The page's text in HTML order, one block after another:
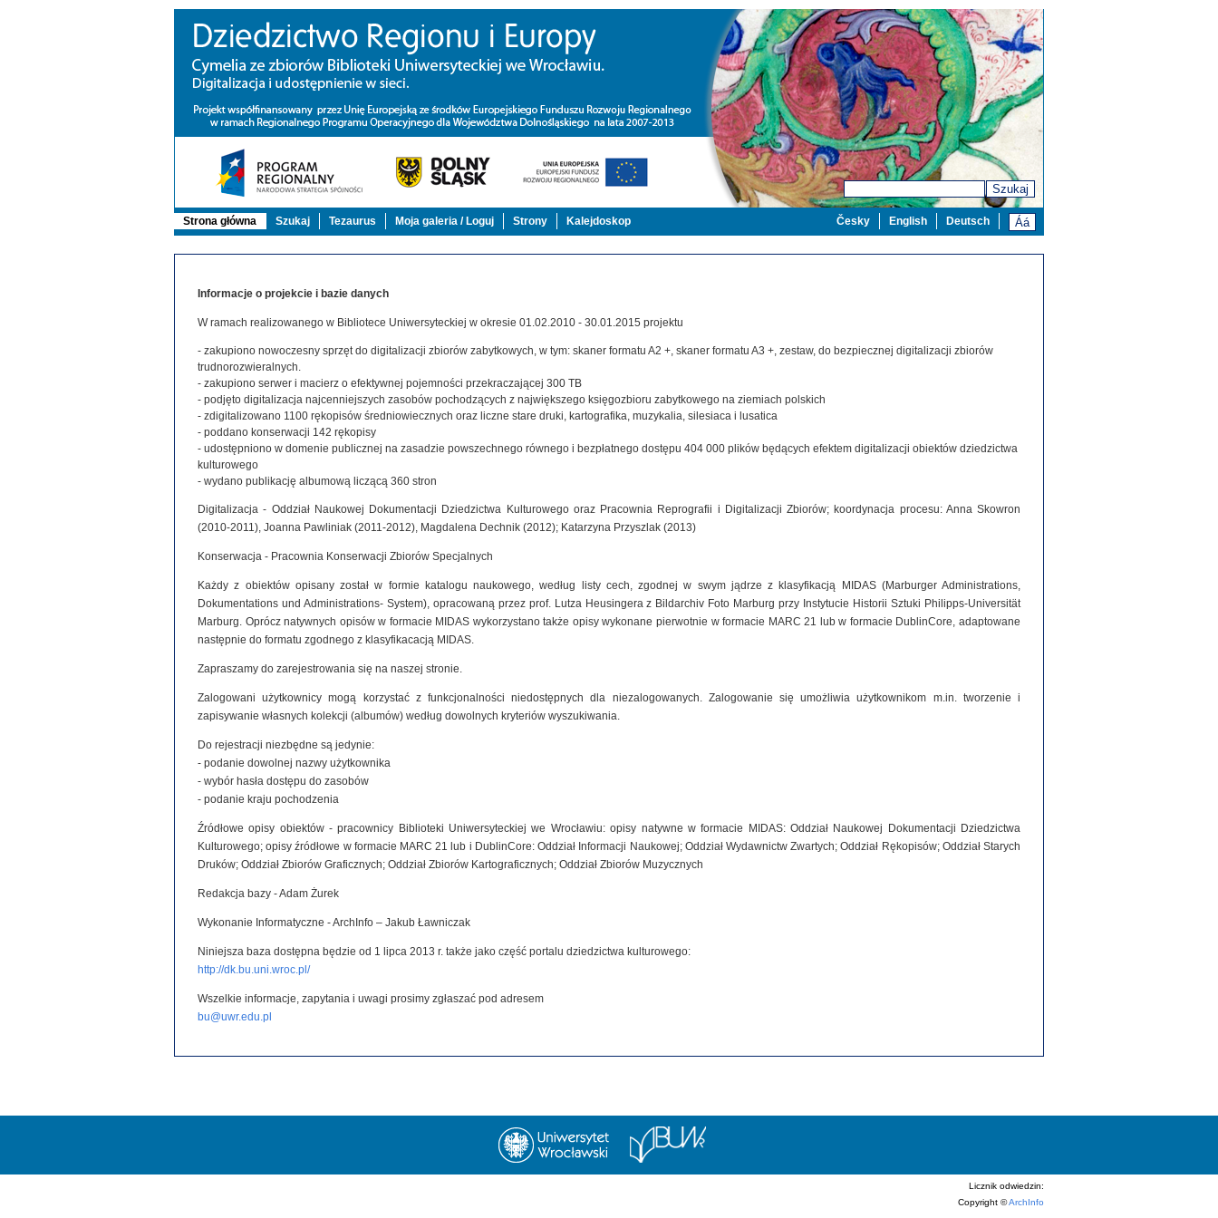
Szukaj
Strona główna Szukaj Tezaurus Moja galeria / Loguj Strony Kalejdoskop Deutsch
English
Česky
Informacje o projekcie i bazie danych
W ramach realizowanego w Bibliotece Uniwersyteckiej w okresie 01.02.2010 - 30.01.2015 projektu
- zakupiono nowoczesny sprzęt do digitalizacji zbiorów zabytkowych, w tym: skaner formatu A2 +, skaner formatu A3 +, zestaw, do bezpiecznej digitalizacji zbiorów
trudnorozwieralnych.
- zakupiono serwer i macierz o efektywnej pojemności przekraczającej 300 TB
- podjęto digitalizacja najcenniejszych zasobów pochodzących z największego księgozbioru zabytkowego na ziemiach polskich
- zdigitalizowano 1100 rękopisów średniowiecznych oraz liczne stare druki, kartografika, muzykalia, silesiaca i lusatica
- poddano konserwacji 142 rękopisy
- udostępniono w domenie publicznej na zasadzie powszechnego równego i bezpłatnego dostępu 404 000 plików będących efektem digitalizacji obiektów dziedzictwa
kulturowego
- wydano publikację albumową liczącą 360 stron
Digitalizacja - Oddział Naukowej Dokumentacji Dziedzictwa Kulturowego oraz Pracownia Reprografii i Digitalizacji Zbiorów; koordynacja procesu: Anna Skowron
(2010-2011), Joanna Pawliniak (2011-2012), Magdalena Dechnik (2012); Katarzyna Przyszlak (2013)
Konserwacja - Pracownia Konserwacji Zbiorów Specjalnych
Każdy z obiektów opisany został w formie katalogu naukowego, według listy cech, zgodnej w swym jądrze z klasyfikacją MIDAS (Marburger Administrations,
Dokumentations und Administrations- System), opracowaną przez prof. Lutza Heusingera z Bildarchiv Foto Marburg przy Instytucie Historii Sztuki Philipps-Universität
Marburg. Oprócz natywnych opisów w formacie MIDAS wykorzystano także opisy wykonane pierwotnie w formacie MARC 21 lub w formacie DublinCore, adaptowane
następnie do formatu zgodnego z klasyfikacacją MIDAS.
Zapraszamy do zarejestrowania się na naszej stronie.
Zalogowani użytkownicy mogą korzystać z funkcjonalności niedostępnych dla niezalogowanych. Zalogowanie się umożliwia użytkownikom m.in. tworzenie i
zapisywanie własnych kolekcji (albumów) według dowolnych kryteriów wyszukiwania.
Do rejestracji niezbędne są jedynie:
- podanie dowolnej nazwy użytkownika
- wybór hasła dostępu do zasobów
- podanie kraju pochodzenia
Źródłowe opisy obiektów - pracownicy Biblioteki Uniwersyteckiej we Wrocławiu: opisy natywne w formacie MIDAS: Oddział Naukowej Dokumentacji Dziedzictwa
Kulturowego; opisy źródłowe w formacie MARC 21 lub i DublinCore: Oddział Informacji Naukowej; Oddział Wydawnictw Zwartych; Oddział Rękopisów; Oddział Starych
Druków; Oddział Zbiorów Graficznych; Oddział Zbiorów Kartograficznych; Oddział Zbiorów Muzycznych
Redakcja bazy - Adam Żurek
Wykonanie Informatyczne - ArchInfo – Jakub Ławniczak
Niniejsza baza dostępna będzie od 1 lipca 2013 r. także jako część portalu dziedzictwa kulturowego:
http://dk.bu.uni.wroc.pl/
Wszelkie informacje, zapytania i uwagi prosimy zgłaszać pod adresem
bu@uwr.edu.pl
Licznik odwiedzin:
Copyright ©ArchInfo